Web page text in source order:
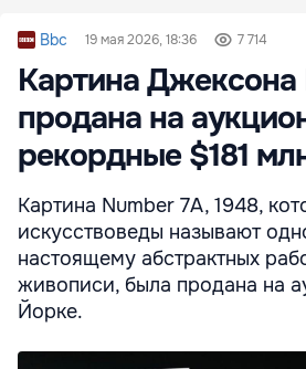
Bbc 19 мая 2026, 18:36 7 714
Картина
продана на
рекордные $181
Картина Number 7A, 1948,
искусствоведы называют
настоящему абстрактных
живописи, была продана на
Йорке.